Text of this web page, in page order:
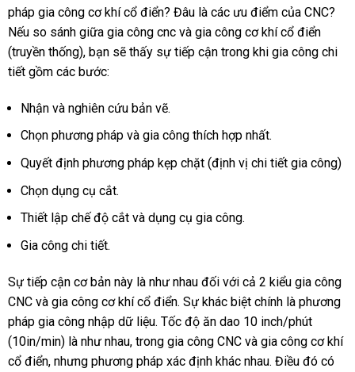
pháp gia công cơ khí cổ điển? Đâu là các ưu điểm của CNC?
Nếu so sánh giữa gia công cnc và gia công cơ khí cổ điển
(truyền thống), bạn sẽ thấy sự tiếp cận trong khi gia công chi
tiết gồm các bước:
Nhận và nghiên cứu bản vẽ.
Chọn phương pháp và gia công thích hợp nhất.
Quyết định phương pháp kẹp chặt (định vị chi tiết gia công)
Chọn dụng cụ cắt.
Thiết lập chế độ cắt và dụng cụ gia công.
Gia công chi tiết.
Sự tiếp cận cơ bản này là như nhau đối với cả 2 kiểu gia công
CNC và gia công cơ khí cổ điển. Sự khác biệt chính là phương
pháp gia công nhập dữ liệu. Tốc độ ăn dao 10 inch/phút
(10in/min) là như nhau, trong gia công CNC và gia công cơ khí
cổ điển, nhưng phương pháp xác định khác nhau. Điều đó có